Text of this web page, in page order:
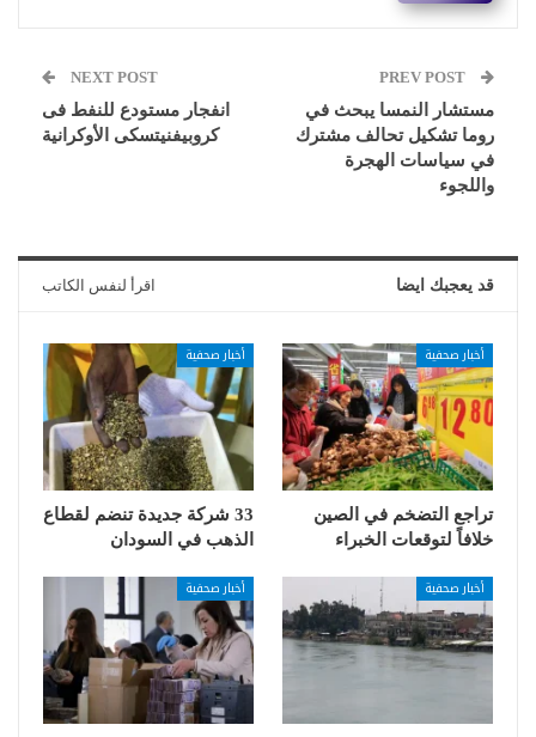
مستشار النمسا يبحث في
روما تشكيل تحالف مشترك
في سياسات الهجرة
واللجوء
NEXT POST
انفجار مستودع للنفط فى
كروبيفنيتسكى الأوكرانية
قد يعجبك ايضا اقرأ لنفس الكاتب
أخبار صحفية
تراجع التضخم في الصين
خلافاً لتوقعات الخبراء
أخبار صحفية
33 شركة جديدة تنضم لقطاع
الذهب في السودان
أخبار صحفية أخبار صحفية